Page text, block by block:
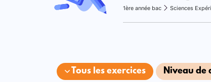
1ère année bac Sciences
Tous les exercices Niveau de